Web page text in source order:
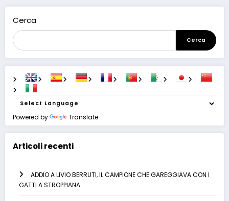
Cerca
Cerca
Powered by Translate
Articoli recenti
ADDIO A LIVIO BERRUTI, IL CAMPIONE CHE GAREGGIAVA CON I
GATTI A STROPPIANA.